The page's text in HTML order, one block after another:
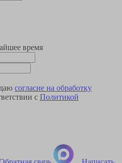
время
согласие на обработку
с Политикой